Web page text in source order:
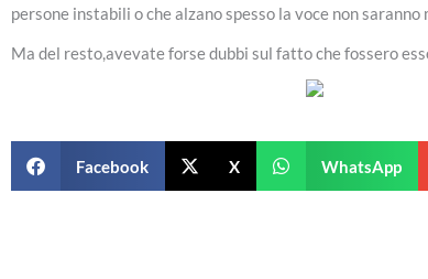
persone instabili o che alzano spesso la voce non
Ma del resto,avevate forse dubbi sul fatto che fossero
Facebook X WhatsApp